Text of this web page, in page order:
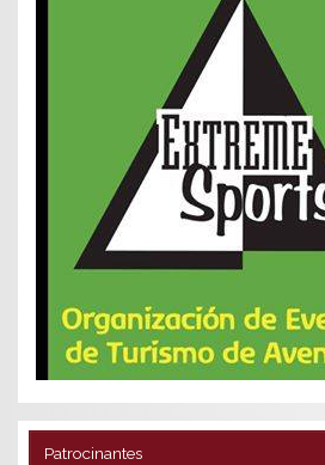
Patrocinantes